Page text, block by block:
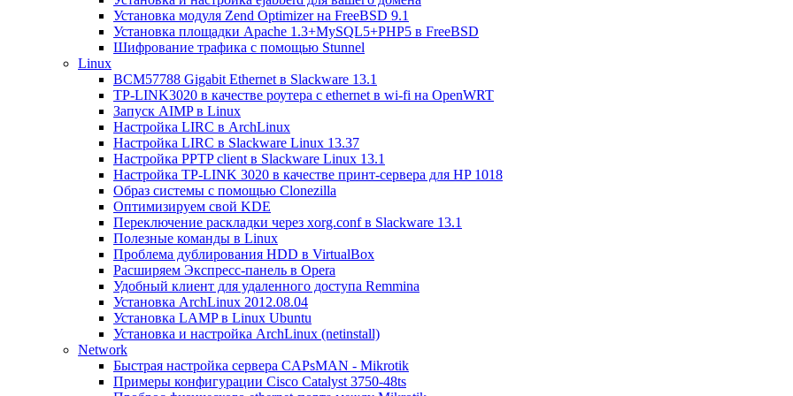
Установка модуля Zend Optimizer на FreeBSD 9.1
Установка площадки Apache 1.3+MySQL5+PHP5 в FreeBSD
Шифрование трафика с помощью Stunnel
Linux
BCM57788 Gigabit Ethernet в Slackware 13.1
TP-LINK3020 в качестве роутера с ethernet в wi-fi на OpenWRT
Запуск AIMP в Linux
Настройка LIRC в ArchLinux
Настройка LIRC в Slackware Linux 13.37
Настройка PPTP client в Slackware Linux 13.1
Настройка TP-LINK 3020 в качестве принт-сервера для HP 1018
Образ системы с помощью Clonezilla
Оптимизируем свой KDE
Переключение раскладки через xorg.conf в Slackware 13.1
Полезные команды в Linux
Проблема дублирования HDD в VirtualBox
Расширяем Экспресс-панель в Opera
Удобный клиент для удаленного доступа Remmina
Установка ArchLinux 2012.08.04
Установка LAMP в Linux Ubuntu
Установка и настройка ArchLinux (netinstall)
Network
Быстрая настройка сервера CAPsMAN - Mikrotik
Примеры конфигурации Cisco Catalyst 3750-48ts